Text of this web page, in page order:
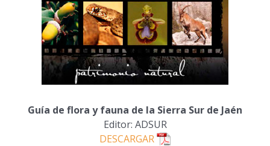
Guía de flora y fauna de la Sierra Sur de Jaén
Editor: ADSUR
DESCARGAR